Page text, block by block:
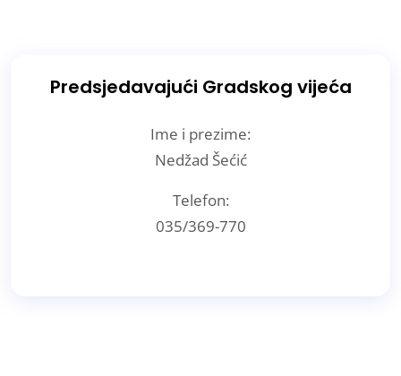
Predsjedavajući Gradskog vijeća
Ime i prezime:
Nedžad Šećić
Telefon:
035/369-770